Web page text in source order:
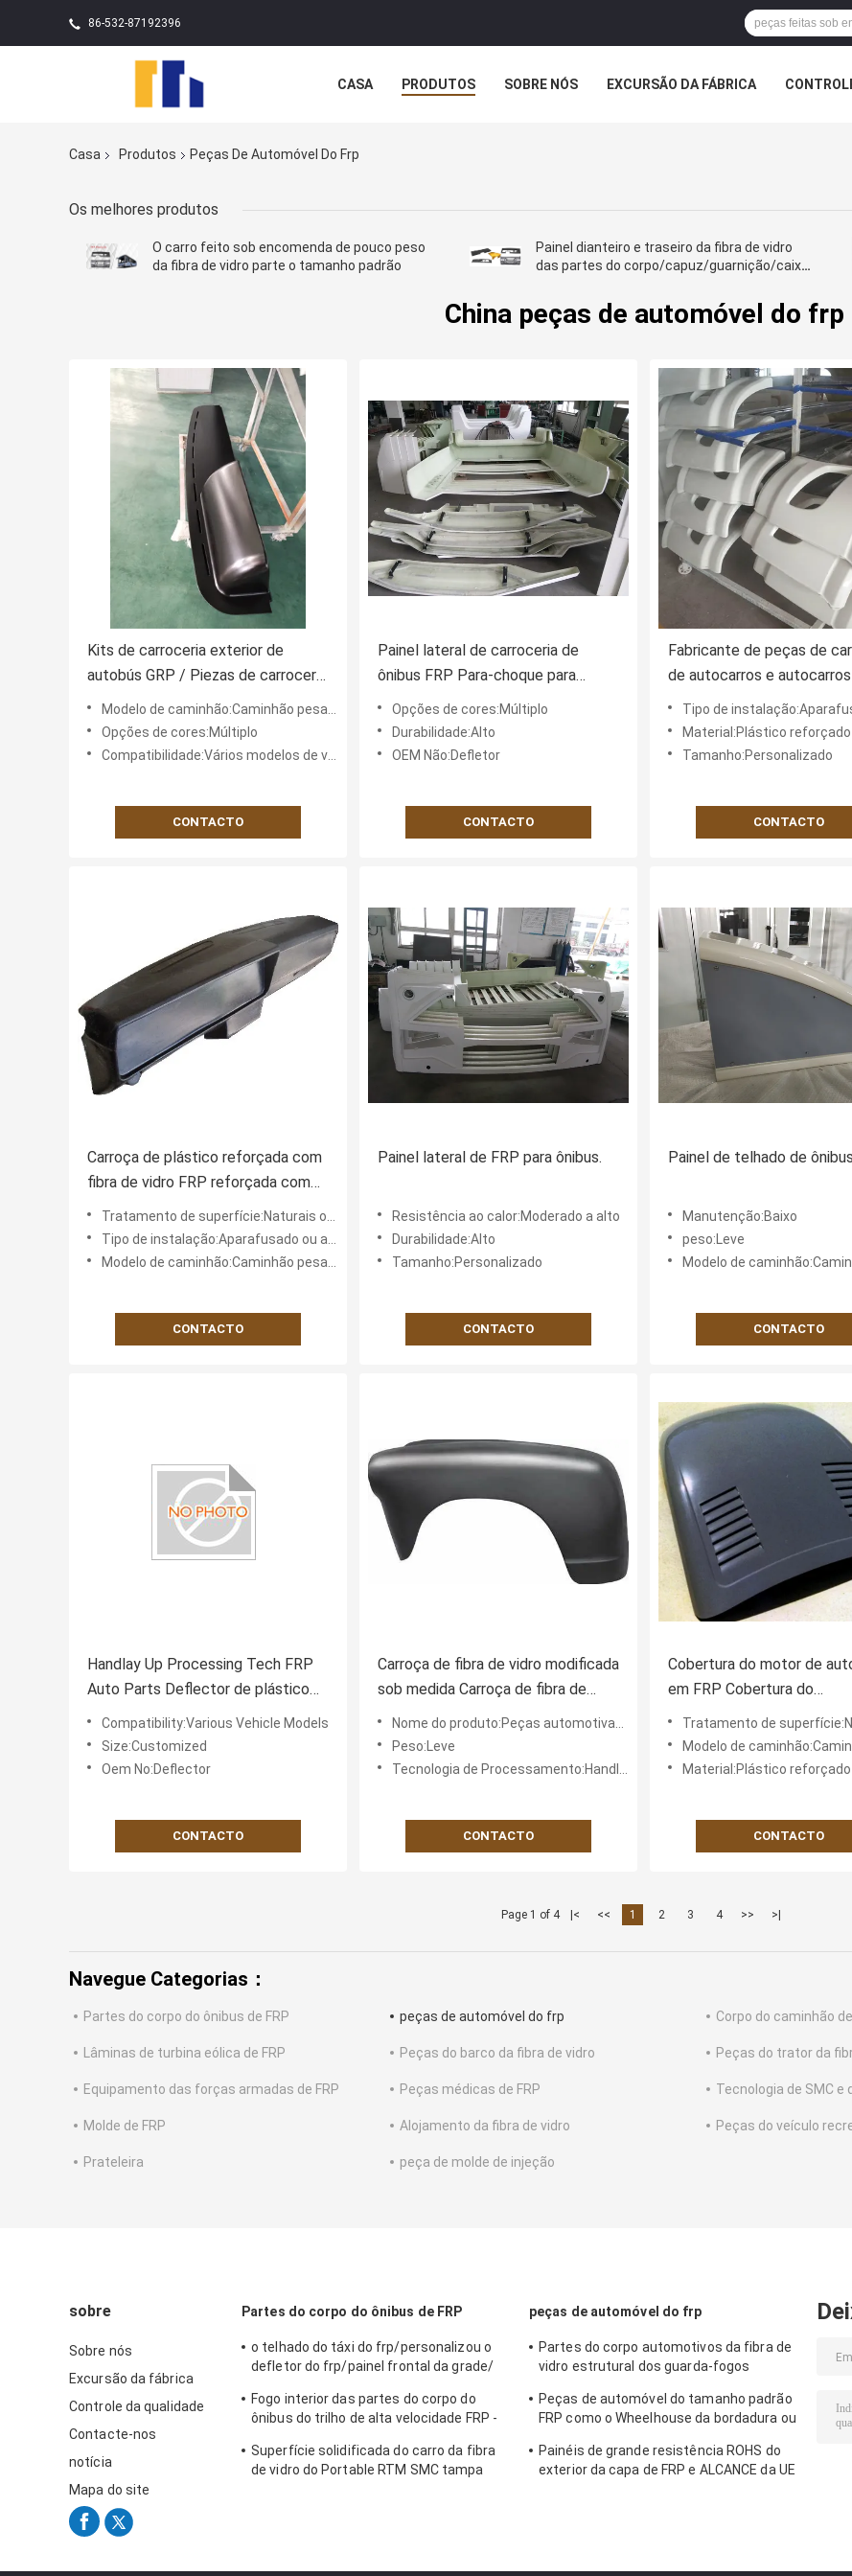
86-532-87192396
CASA PRODUTOS SOBRE NÓS EXCURSÃO DA FÁBRICA
Casa Produtos Peças De Automóvel Do Frp
Os melhores produtos
O carro feito sob encomenda de pouco peso
da fibra de vidro parte o tamanho padrão
Painel dianteiro e traseiro da fibra de vidro
das partes do corpo/capuz/guarnição/caixas
China peças de automóvel do frp
Kits de carroceria exterior de
autobús GRP / Piezas de carrocería
de coche completas
personalizadas y moldeadas
Modelo de caminhão:Caminhão pesado
Opções de cores:Múltiplo
Compatibilidade:Vários modelos de veículos
CONTACTO
Painel lateral de carroceria de
ônibus FRP Para-choque para
carros Custom SMC Composite
Carroceria frontal traseira
Opções de cores:Múltiplo
Durabilidade:Alto
OEM Não:Defletor
CONTACTO
Fabricante de peças de
de autocarros e
de vidro
Tipo de
Material:Plástico reforçado com
Tamanho:Personalizado
CONTACTO
Carroça de plástico reforçada com
fibra de vidro FRP reforçada com
fibra de vidro que oferece baixa
manutenção e fortes propriedades
mecânicas para uso industrial
Tratamento de superfície:Naturais ou pintados
Tipo de instalação:Aparafusado ou adesivo
Modelo de caminhão:Caminhão pesado
CONTACTO
Painel lateral de FRP para ônibus.
Resistência ao calor:Moderado a alto
Durabilidade:Alto
Tamanho:Personalizado
CONTACTO
Painel de telhado de
Manutenção:Baixo
peso:Leve
Modelo de
CONTACTO
Handlay Up Processing Tech FRP
Auto Parts Deflector de plástico
reforçado com fibra OEM Não
fabricado para maior durabilidade
Compatibility:Various Vehicle Models
Size:Customized
Oem No:Deflector
CONTACTO
Carroça de fibra de vidro modificada
sob medida Carroça de fibra de
vidro para veículos de engenharia
Nome do produto:Peças automotivas FRP
Peso:Leve
Tecnologia de Processamento:Handlay Up / Moldagem SMC
CONTACTO
Cobertura do motor de
em FRP Cobertura do
compartimento de
autocarros em FRP
Tratamento de superfície:Naturais
Modelo de
Material:Plástico reforçado com
CONTACTO
Page 1 of 4 |< << 1 2 3 4 >> >|
Navegue Categorias：
Partes do corpo do ônibus de FRP peças de automóvel do frp Corpo do caminhão de
Lâminas de turbina eólica de FRP Peças do barco da fibra de vidro Peças do trator da
Equipamento das forças armadas de FRP Peças médicas de FRP Tecnologia de SMC e
Molde de FRP Alojamento da fibra de vidro Peças do veículo
Prateleira peça de molde de injeção
sobre
Sobre nós
Excursão da fábrica
Controle da qualidade
Contacte-nos
notícia
Mapa do site
Partes do corpo do ônibus de FRP
o telhado do táxi do frp/personalizou o
defletor do frp/painel frontal da grade/
Fogo interior das partes do corpo do
ônibus do trilho de alta velocidade FRP -
Superfície solidificada do carro da fibra
de vidro do Portable RTM SMC tampa
peças de automóvel do frp
Partes do corpo automotivos da fibra de
vidro estrutural dos guarda-fogos
Peças de automóvel do tamanho padrão
FRP como o Wheelhouse da bordadura ou
Painéis de grande resistência ROHS do
exterior da capa de FRP e ALCANCE da UE